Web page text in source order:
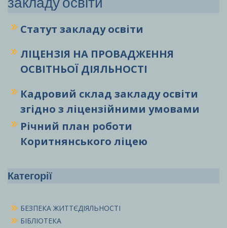
Статут закладу освіти
ЛІЦЕНЗІЯ НА ПРОВАДЖЕННЯ
ОСВІТНЬОЇ ДІЯЛЬНОСТІ
Кадровий склад закладу освіти
згідно з ліцензійними умовами
Річний план роботи
Коритнянського ліцею
Категорії
БЕЗПЕКА ЖИТТЄДІЯЛЬНОСТІ
БІБЛІОТЕКА